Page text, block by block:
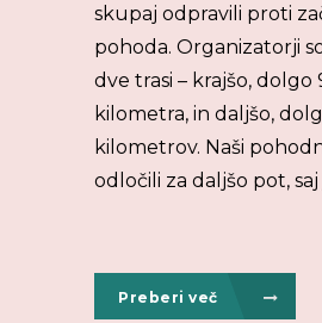
skupaj odpravili proti
pohoda. Organizatorji
dve trasi – krajšo, dolgo
kilometra, in daljšo,
kilometrov. Naši
odločili za daljšo pot, saj
Preberi več